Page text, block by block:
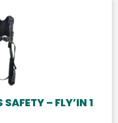
– FLY’IN 1